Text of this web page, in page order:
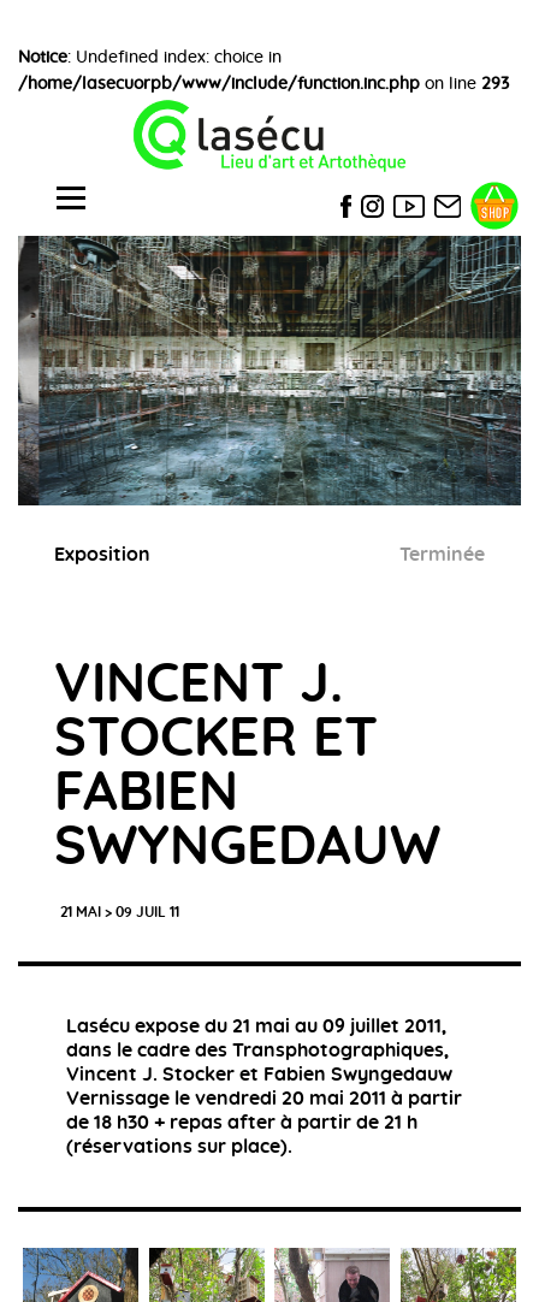
Notice: Undefined index: choice in
/home/lasecuorpb/www/include/function.inc.php on line 293
Exposition Terminée
VINCENT J.
STOCKER ET
FABIEN
SWYNGEDAUW
21 MAI > 09 JUIL 11
Lasécu expose du 21 mai au 09 juillet 2011,
dans le cadre des Transphotographiques,
Vincent J. Stocker et Fabien Swyngedauw
Vernissage le vendredi 20 mai 2011 à partir
de 18 h30 + repas after à partir de 21 h
(réservations sur place).